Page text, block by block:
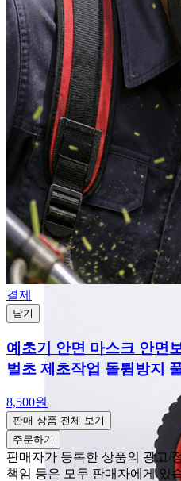
결제
담기
예초기 안면 마스크 안면
벌초 제초작업 돌튐방지
8,500원
판매 상품 전체 보기
주문하기
판매자가 등록한 상품의 광고/
책임 등은 모두 판매자에게 있